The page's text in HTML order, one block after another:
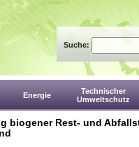
Suche:
Energie
Technischer
Umweltschutz
biogener Rest- und